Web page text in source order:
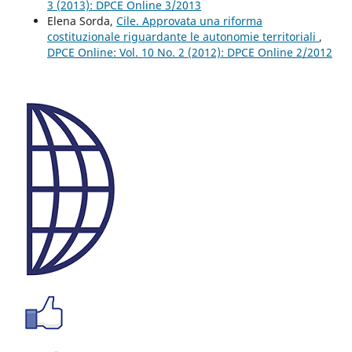
3 (2013): DPCE Online 3/2013
Elena Sorda, Cile. Approvata una riforma
costituzionale riguardante le autonomie territoriali ,
DPCE Online: Vol. 10 No. 2 (2012): DPCE Online 2/2012